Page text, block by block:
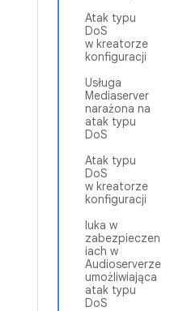
Atak typu
DoS
w kreatorze
konfiguracji
Usługa
Mediaserver
narażona na
atak typu
DoS
Atak typu
DoS
w kreatorze
konfiguracji
luka w
zabezpieczen
iach w
Audioserverze
umożliwiająca
atak typu
DoS